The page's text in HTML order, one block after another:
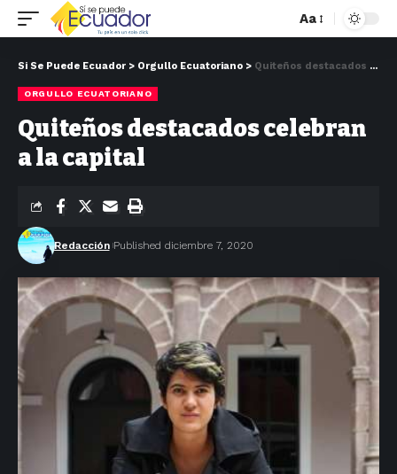
Aa
Si Se Puede Ecuador > Orgullo Ecuatoriano > Quiteños destacados celebran a la capital
ORGULLO ECUATORIANO
Quiteños destacados celebran
a la capital
Redacción Published diciembre 7, 2020